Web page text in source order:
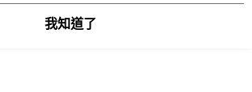
我知道了